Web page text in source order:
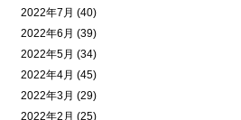
2022年7月 (40)
2022年6月 (39)
2022年5月 (34)
2022年4月 (45)
2022年3月 (29)
2022年2月 (25)